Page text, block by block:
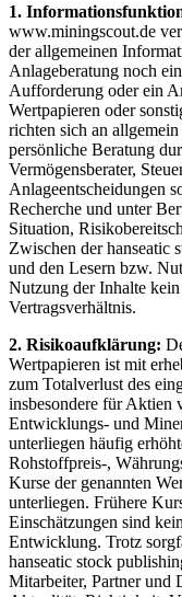
1.
www.miningscout.de
der allgemeinen
Anlageberatung noch
Aufforderung oder ein
Wertpapieren oder
richten sich an
persönliche Beratung
Vermögensberater,
Anlageentscheidungen
Recherche und unter
Situation,
Zwischen der hanseatic
und den Lesern bzw.
Nutzung der Inhalte
Vertragsverhältnis.
2. Risikoaufklärung:
Wertpapieren ist mit
zum Totalverlust des
insbesondere für Aktien
Entwicklungs- und
unterliegen häufig
Rohstoffpreis-,
Kurse der genannten
unterliegen. Frühere
Einschätzungen sind
Entwicklung. Trotz
hanseatic stock
Mitarbeiter, Partner und